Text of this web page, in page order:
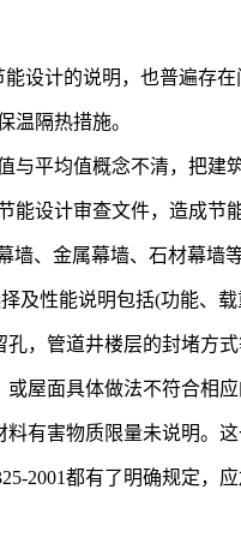
设计的说明，也普遍存在
温隔热措施。
与平均值概念不清，把建
能设计审查文件，造成节
墙、金属幕墙、石材幕墙
及性能说明包括(功能、
，管道井楼层的封堵方式
或屋面具体做法不符合相
料有害物质限量未说明。
2001都有了明确规定，应